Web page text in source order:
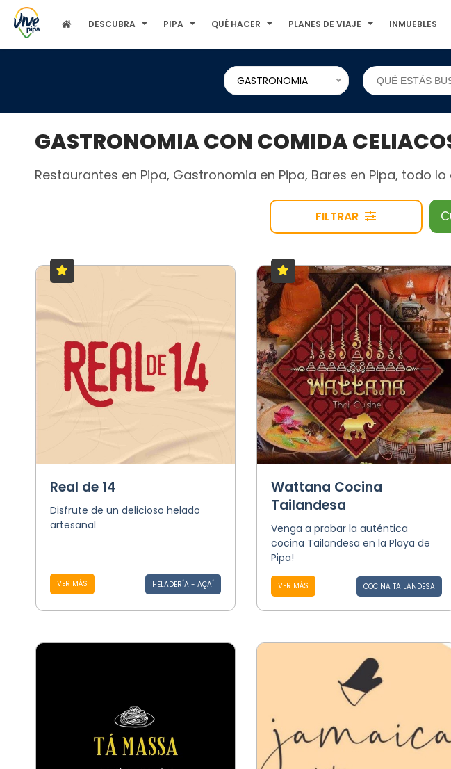
DESCUBRA PIPA QUÉ HACER PLANES DE VIAJE INMUEBLES
GASTRONOMIA
GASTRONOMIA CON COMIDA
Restaurantes en Pipa, Gastronomia en Pipa, Bares en Pipa, todo
FILTRAR
Real de 14
Disfrute de un delicioso helado
artesanal
VER MÁS HELADERÍA - AÇAÍ
Wattana Cocina
Tailandesa
Venga a probar la auténtica
cocina Tailandesa en la Playa de
Pipa!
VER MÁS COCINA TAILANDESA